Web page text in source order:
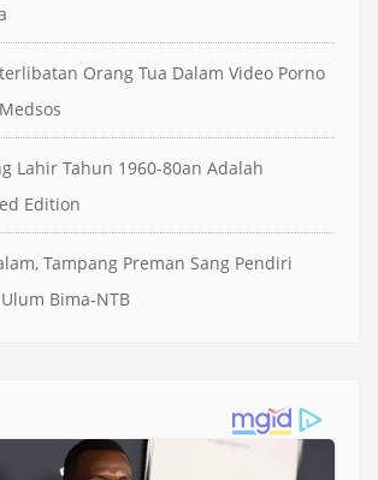
Orang Tua Dalam Video Porno
Lahir Tahun 1960-80an Adalah
Edition
Tampang Preman Sang Pendiri
Bima-NTB